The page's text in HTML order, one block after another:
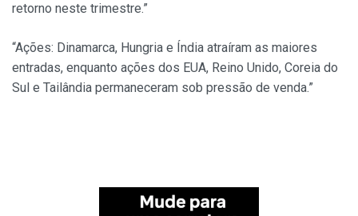
retorno neste trimestre.”
“Ações: Dinamarca, Hungria e Índia atraíram as maiores
entradas, enquanto ações dos EUA, Reino Unido, Coreia do
Sul e Tailândia permaneceram sob pressão de venda.”